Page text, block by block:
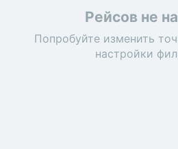
Рейсов не
Попробуйте изменить
настройки